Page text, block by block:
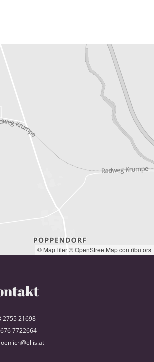
© MapTiler© OpenStreetMap contributors
2755 21698
7722664